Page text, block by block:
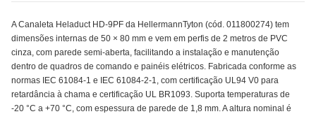
A Canaleta Heladuct HD-9PF da HellermannTyton (cód. 011800274) tem
dimensões internas de 50 × 80 mm e vem em perfis de 2 metros de PVC
cinza, com parede semi-aberta, facilitando a instalação e manutenção
dentro de quadros de comando e painéis elétricos. Fabricada conforme as
normas IEC 61084-1 e IEC 61084-2-1, com certificação UL94 V0 para
retardância à chama e certificação UL BR1093. Suporta temperaturas de
-20 °C a +70 °C, com espessura de parede de 1,8 mm. A altura nominal é